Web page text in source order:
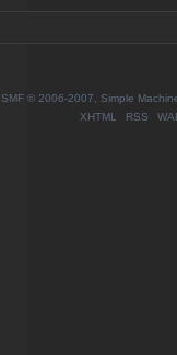
SMF © 2006-2007, Simple
XHTML
RSS